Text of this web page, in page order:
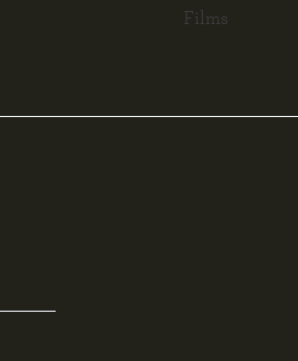
Films